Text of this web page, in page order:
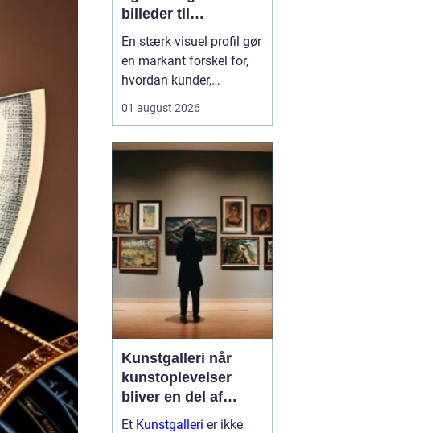
billeder til
professionelle
virksomheder
En stærk visuel profil gør
en markant forskel for,
hvordan kunder,
medarbejdere oplever en
erhvervsbilleder skaber
troværdighed,
genkendelse og
sammenhæng på tværs
af hjemmeside, sociale
medier, tryksa...
01 august 2026
Kunstgalleri når
kunstoplevelser
bliver en del af
hverdagen
Et Kunstgalleri er ikke